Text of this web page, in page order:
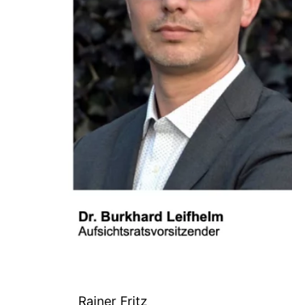
Rainer Fritz